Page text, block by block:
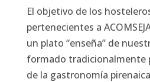
El objetivo de los
pertenecientes a
un plato “enseña” de
formado tradicionalmente
de la gastronomía